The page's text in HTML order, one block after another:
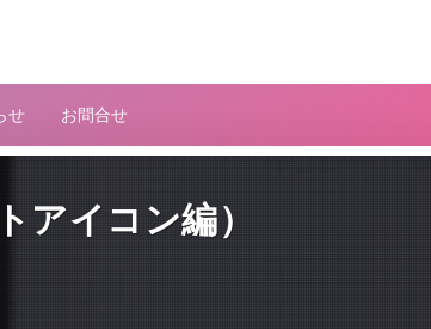
せ お問合せ
アイコン編）